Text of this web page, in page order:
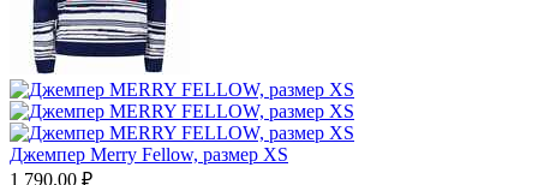
Джемпер Merry Fellow, размер XS
1 790.00 ₽